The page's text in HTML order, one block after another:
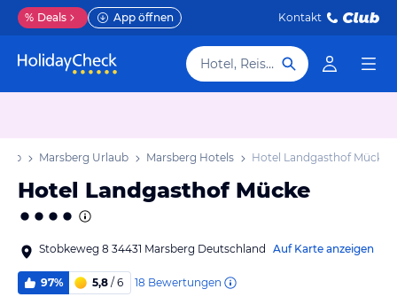
% Deals App öffnen Kontakt
Hotel, Reiseziel
Marsberg Urlaub Marsberg Hotels Hotel Landgasthof Mücke
Hotel Landgasthof Mücke
Stobkeweg 8 34431 Marsberg Deutschland Auf Karte anzeigen
97% 5,8 / 6 18 Bewertungen